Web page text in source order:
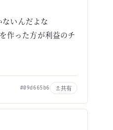
いんだよな
作った方が利益のチ
#09d665b6 共有